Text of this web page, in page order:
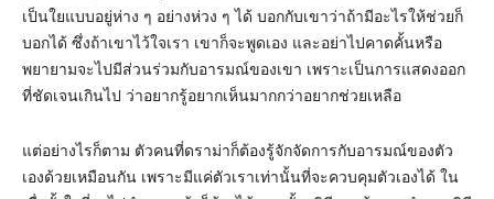
เป็นใยแบบอยู่ห่าง ๆ อย่างห่วง ๆ ได้ บอกกับเขาว่าถ้ามีอะไรให้ช่วยก็
บอกได้ ซึ่งถ้าเขาไว้ใจเรา เขาก็จะพูดเอง และอย่าไปคาดคั้นหรือ
พยายามจะไปมีส่วนร่วมกับอารมณ์ของเขา เพราะเป็นการแสดงออก
ที่ชัดเจนเกินไป ว่าอยากรู้อยากเห็นมากกว่าอยากช่วยเหลือ
แต่อย่างไรก็ตาม ตัวคนที่ดราม่าก็ต้องรู้จักจัดการกับอารมณ์ของตัว
เองด้วยเหมือนกัน เพราะมีแค่ตัวเราเท่านั้นที่จะควบคุมตัวเองได้ ใน